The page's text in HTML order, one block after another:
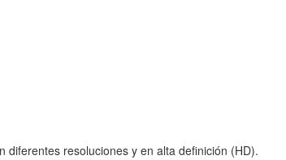
resoluciones y en alta definición (HD).